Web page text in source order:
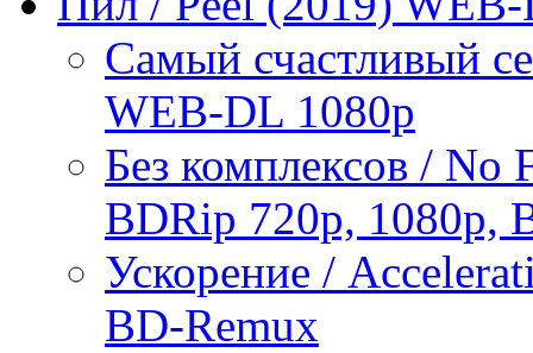
Самый счастливый
WEB-DL 1080p
Без комплексов /
BDRip 720p, 1080p,
Ускорение /
BD-Remux